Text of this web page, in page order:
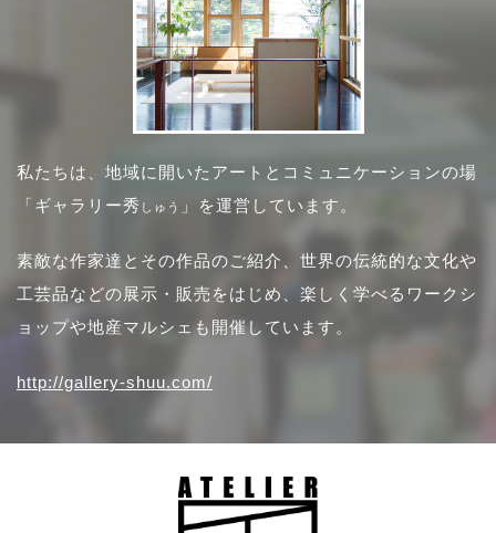
私たちは、地域に開いたアートとコミュニケーションの場
「ギャラリー秀 しゅう 」を運営しています。
素敵な作家達とその作品のご紹介、世界の伝統的な文化や
工芸品などの展示・販売をはじめ、楽しく学べるワークシ
ョップや地産マルシェも開催しています。
http://gallery-shuu.com/